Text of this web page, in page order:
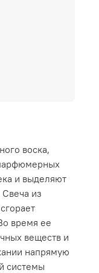
По
и
воска,
и выделяют
из
время ее
веществ и
напрямую
системы